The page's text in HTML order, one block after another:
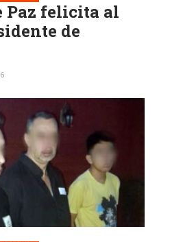
Paz felicita al
de